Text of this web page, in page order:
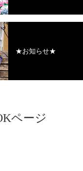
★お知らせ★
ページ